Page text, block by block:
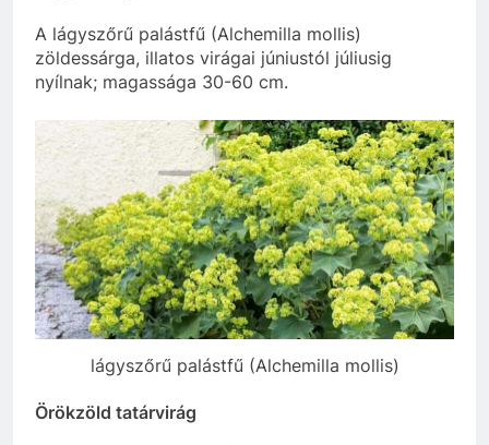
A lágyszőrű palástfű (Alchemilla mollis)
zöldessárga, illatos virágai júniustól júliusig
nyílnak; magassága 30-60 cm.
lágyszőrű palástfű (Alchemilla mollis)
Örökzöld tatárvirág